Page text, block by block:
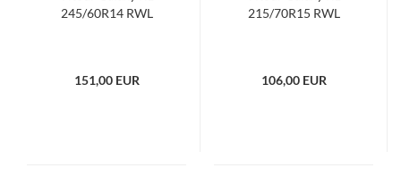
245/60R14 RWL
151,00 EUR
215/70R15 RWL
106,00 EUR